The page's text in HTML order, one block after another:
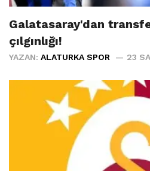
Galatasaray'dan
çılgınlığı!
YAZAN: ALATURKA SPOR 23